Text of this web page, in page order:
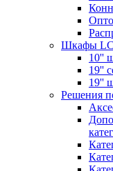
Шкафы
10''
19''
19''
Решения